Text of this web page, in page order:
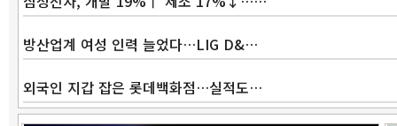
방산업계 여성 인력 늘었다…LIG D&…
외국인 지갑 잡은 롯데백화점…실적도…